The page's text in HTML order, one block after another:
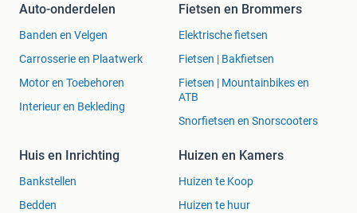
Auto-onderdelen
Banden en Velgen
Carrosserie en Plaatwerk
Motor en Toebehoren
Interieur en Bekleding
Fietsen en Brommers
Elektrische fietsen
Fietsen | Bakfietsen
Fietsen | Mountainbikes en
ATB
Snorfietsen en Snorscooters
Huis en Inrichting
Bankstellen
Bedden
Huizen en Kamers
Huizen te Koop
Huizen te huur